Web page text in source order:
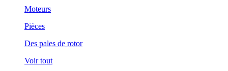
Moteurs
Pièces
Des pales de rotor
Voir tout